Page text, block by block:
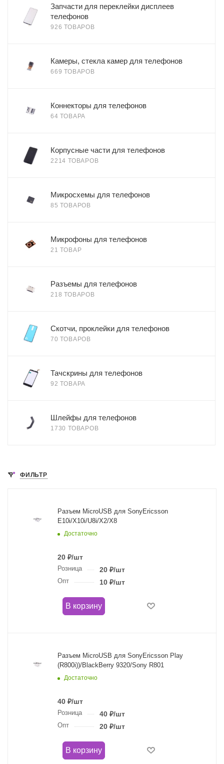
Запчасти для переклейки дисплеев
телефонов
926 ТОВАРОВ
Камеры, стекла камер для телефонов
669 ТОВАРОВ
Коннекторы для телефонов
64 ТОВАРА
Корпусные части для телефонов
2214 ТОВАРОВ
Микросхемы для телефонов
85 ТОВАРОВ
Микрофоны для телефонов
21 ТОВАР
Разъемы для телефонов
218 ТОВАРОВ
Скотчи, проклейки для телефонов
70 ТОВАРОВ
Тачскрины для телефонов
92 ТОВАРА
Шлейфы для телефонов
1730 ТОВАРОВ
ФИЛЬТР
Разъем MicroUSB для SonyEricsson
E10i/X10i/U8i/X2/X8
Достаточно
20 ₽/шт
Розница 20₽/шт
Опт 10₽/шт
В корзину
Разъем MicroUSB для SonyEricsson Play
(R800i))/BlackBerry 9320/Sony R801
Достаточно
40 ₽/шт
Розница 40₽/шт
Опт 20₽/шт
В корзину